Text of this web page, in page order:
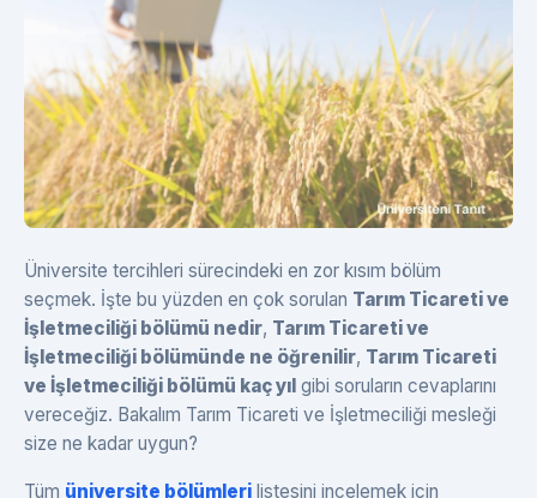
Üniversite tercihleri sürecindeki en zor kısım bölüm
seçmek. İşte bu yüzden en çok sorulan Tarım Ticareti ve
İşletmeciliği bölümü nedir, Tarım Ticareti ve
İşletmeciliği bölümünde ne öğrenilir, Tarım Ticareti
ve İşletmeciliği bölümü kaç yıl gibi soruların cevaplarını
vereceğiz. Bakalım Tarım Ticareti ve İşletmeciliği mesleği
size ne kadar uygun?
Tüm üniversite bölümleri listesini incelemek için